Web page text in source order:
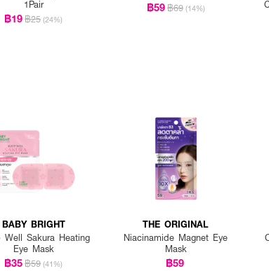
1Pair
฿19฿25 (24%)
฿59฿69 (14%)
BABY BRIGHT
Well Sakura Heating
Eye Mask
฿35฿59 (41%)
THE ORIGINAL
Niacinamide Magnet Eye
Mask
฿59